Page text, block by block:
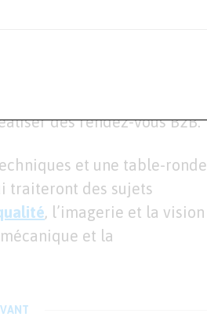
plusieurs espaces
porte d’entrée du
des rendez-vous B2B.
et une table-ronde
traiteront des sujets
, l’imagerie et la vision
et la